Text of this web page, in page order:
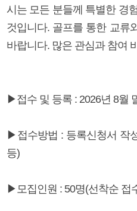
시는 모든 분들께 특별한 경
것입니다. 골프를 통한 교류
바랍니다. 많은 관심과 참여
▶접수 및 등록 : 2026년 8월
▶접수방법 : 등록신청서 작
등)
▶모집인원 : 50명(선착순 접